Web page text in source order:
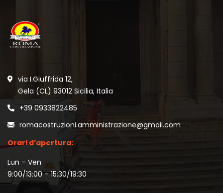
via I.Giuffrida 12,
Gela (CL) 93012 Sicilia, Italia
+39 0933822485
romacostruzioni.amministrazione@gmail.com
Orari d’apertura:
Lun – Ven
9:00/13:00 – 15:30/19:30